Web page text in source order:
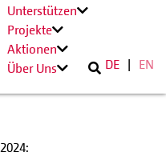
Unterstützen
Projekte
Aktionen
Über Uns
DE EN